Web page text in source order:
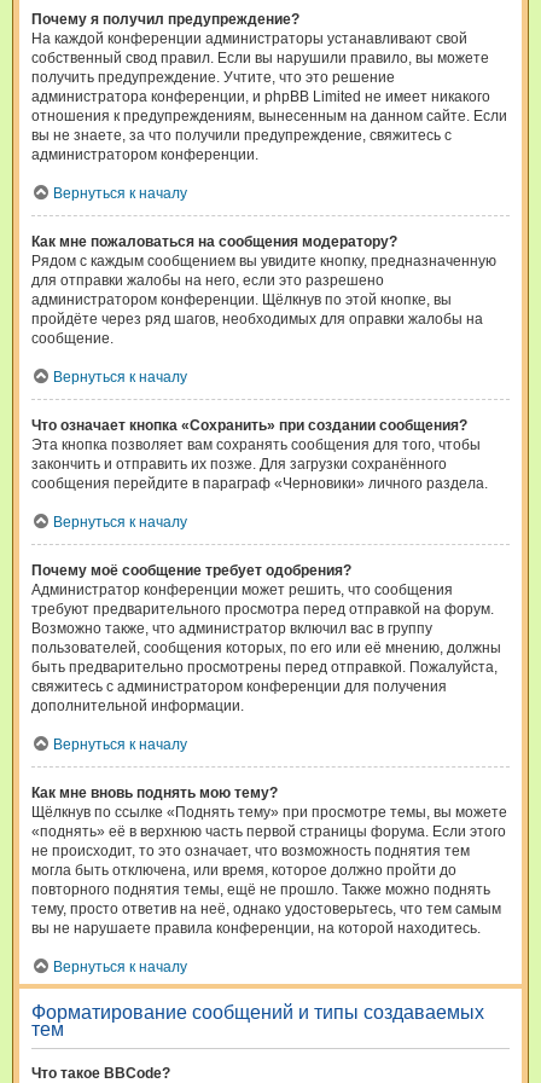
Почему я получил предупреждение?
На каждой конференции администраторы устанавливают свой
собственный свод правил. Если вы нарушили правило, вы можете
получить предупреждение. Учтите, что это решение
администратора конференции, и phpBB Limited не имеет никакого
отношения к предупреждениям, вынесенным на данном сайте. Если
вы не знаете, за что получили предупреждение, свяжитесь с
администратором конференции.
Вернуться к началу
Как мне пожаловаться на сообщения модератору?
Рядом с каждым сообщением вы увидите кнопку, предназначенную
для отправки жалобы на него, если это разрешено
администратором конференции. Щёлкнув по этой кнопке, вы
пройдёте через ряд шагов, необходимых для оправки жалобы на
сообщение.
Вернуться к началу
Что означает кнопка «Сохранить» при создании сообщения?
Эта кнопка позволяет вам сохранять сообщения для того, чтобы
закончить и отправить их позже. Для загрузки сохранённого
сообщения перейдите в параграф «Черновики» личного раздела.
Вернуться к началу
Почему моё сообщение требует одобрения?
Администратор конференции может решить, что сообщения
требуют предварительного просмотра перед отправкой на форум.
Возможно также, что администратор включил вас в группу
пользователей, сообщения которых, по его или её мнению, должны
быть предварительно просмотрены перед отправкой. Пожалуйста,
свяжитесь с администратором конференции для получения
дополнительной информации.
Вернуться к началу
Как мне вновь поднять мою тему?
Щёлкнув по ссылке «Поднять тему» при просмотре темы, вы можете
«поднять» её в верхнюю часть первой страницы форума. Если этого
не происходит, то это означает, что возможность поднятия тем
могла быть отключена, или время, которое должно пройти до
повторного поднятия темы, ещё не прошло. Также можно поднять
тему, просто ответив на неё, однако удостоверьтесь, что тем самым
вы не нарушаете правила конференции, на которой находитесь.
Вернуться к началу
Форматирование сообщений и типы создаваемых
тем
Что такое BBCode?